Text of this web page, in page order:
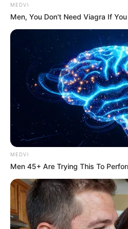
MEDVI
Men, You Don't Need Viagra If
MEDVI
Men 45+ Are Trying This To